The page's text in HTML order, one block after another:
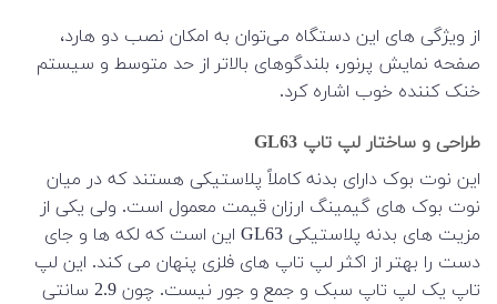
از ویژگی های این دستگاه می‌توان به امکان نصب دو هارد،
صفحه نمایش پرنور، بلندگوهای بالاتر از حد متوسط و سیستم
خنک کننده خوب اشاره کرد.
طراحی و ساختار لپ تاپ GL63
این نوت بوک دارای بدنه کاملاً پلاستیکی هستند که در میان
نوت بوک های گیمینگ ارزان قیمت معمول است. ولی یکی از
مزیت های بدنه پلاستیکی GL63 این است که لکه ها و جای
دست را بهتر از اکثر لپ تاپ های فلزی پنهان می کند. این لپ
تاپ یک لپ تاپ سبک و جمع و جور نیست. چون 2.9 سانتی